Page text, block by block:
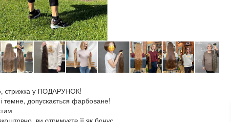
стрижка у ПОДАРУНОК!
темне, допускається фарбоване!
ви отримуєте її як бонус.